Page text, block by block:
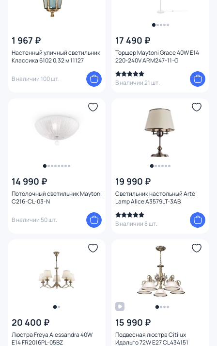
1 967 ₽
Настенный уличный светильник
Классика 6102 0,32 м 11127
В наличии 100 шт.
17 490 ₽
Торшер Maytoni Grace 40W E14
220-240V ARM247-11-G
В наличии 21 шт.
14 990 ₽
Потолочный светильник Maytoni
C216-CL-03-N
В наличии 50 шт.
19 990 ₽
Светильник настольный Arte
Lamp Alice A3579LT-3AB
В наличии 8 шт.
20 400 ₽
Люстра Freya Alessandra 40W
E14 FR2016PL-05BZ
15 990 ₽
Подвесная люстра Citilux
Идальго 72W E27 CL434151